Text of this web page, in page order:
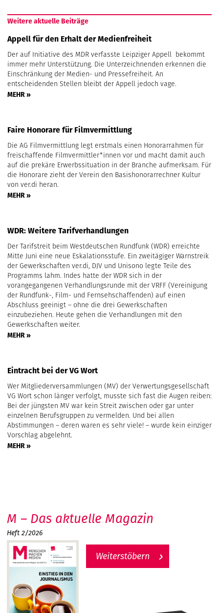
Weitere aktuelle Beiträge
Appell für den Erhalt der Medienfreiheit
Der auf Initiative des MDR verfasste Leipziger Appell bekommt
immer mehr Unterstützung. Die Unterzeichnenden erkennen die
Einschränkung der Medien- und Pressefreiheit. An
entscheidenden Stellen bleibt der Appell jedoch vage.
MEHR »
Faire Honorare für Filmvermittlung
Die AG Filmvermittlung legt erstmals einen Honorarrahmen für
freischaffende Filmvermittler*innen vor und macht damit auch
auf die prekäre Erwerbssituation in der Branche aufmerksam. Für
die Honorare zieht der Verein den Basishonorarrechner Kultur
von ver.di heran.
MEHR »
WDR: Weitere Tarifverhandlungen
Der Tarifstreit beim Westdeutschen Rundfunk (WDR) erreichte
Mitte Juni eine neue Eskalationsstufe. Ein zweitägiger Warnstreik
der Gewerkschaften ver.di, DJV und Unisono legte Teile des
Programms lahm. Indes hatte der WDR sich in der
vorangegangenen Verhandlungsrunde mit der VRFF (Vereinigung
der Rundfunk-, Film- und Fernsehschaffenden) auf einen
Abschluss geeinigt – ohne die drei Gewerkschaften
einzubeziehen. Heute gehen die Verhandlungen mit den
Gewerkschaften weiter.
MEHR »
Eintracht bei der VG Wort
Wer Mitgliederversammlungen (MV) der Verwertungsgesellschaft
VG Wort schon länger verfolgt, musste sich fast die Augen reiben:
Bei der jüngsten MV war kein Streit zwischen oder gar unter
einzelnen Berufsgruppen zu vermelden. Und bei allen
Abstimmungen – deren waren es sehr viele! – wurde kein einziger
Vorschlag abgelehnt.
MEHR »
M – Das aktuelle Magazin
Heft 2/2026
Weiterstöbern